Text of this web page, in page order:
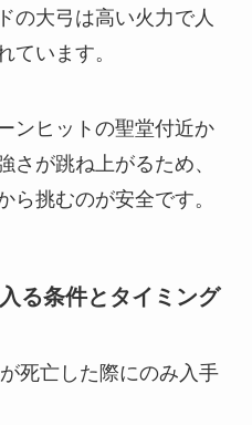
の大弓は高い火力で人
ています。
ンヒットの聖堂付近か
さが跳ね上がるため、
ら挑むのが安全です。
る条件とタイミング
死亡した際にのみ入手